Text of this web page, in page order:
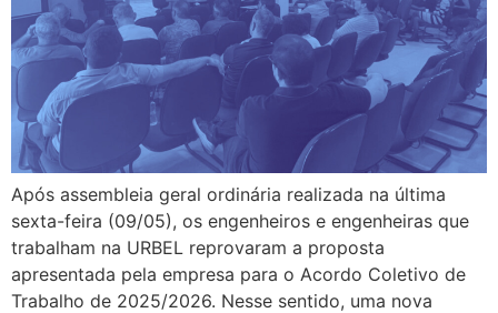
Após assembleia geral ordinária realizada na última
sexta-feira (09/05), os engenheiros e engenheiras que
trabalham na URBEL reprovaram a proposta
apresentada pela empresa para o Acordo Coletivo de
Trabalho de 2025/2026. Nesse sentido, uma nova